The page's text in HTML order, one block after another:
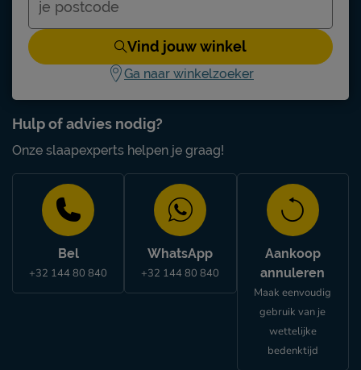
Hulp of advies nodig?
Onze slaapexperts helpen je graag!
Bel
+32 144 80 840
WhatsApp
+32 144 80 840
Aankoop
annuleren
Maak eenvoudig
gebruik van je
wettelijke
bedenktijd
Vind jouw winkel
Ga naar winkelzoeker